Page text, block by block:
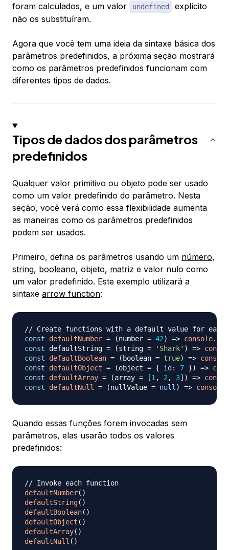
foram calculados, e um valor
undefined
explícito
não os substituíram.
Agora que você tem uma ideia da sintaxe básica dos
parâmetros predefinidos, a próxima seção mostrará
como os parâmetros predefinidos funcionam com
diferentes tipos de dados.
Tipos de dados dos parâmetros
predefinidos
Qualquer valor primitivo ou objeto pode ser usado
como um valor predefinido do parâmetro. Nesta
seção, você verá como essa flexibilidade aumenta
as maneiras como os parâmetros predefinidos
podem ser usados.
Primeiro, defina os parâmetros usando um número,
string, booleano, objeto, matriz e valor nulo como
um valor predefinido. Este exemplo utilizará a
sintaxe arrow function:
// Create functions with a default value for each
const
defaultNumber = (number = 42) => console.
const defaultString = (string = 'Shark' ) =>
const
defaultBoolean = ( boolean = true) => console
const
defaultObject = (object = { id : 7 }) =>
const
defaultArray = (array = [1, 2, 3] ) =>
const
defaultNull = (nullValue = null) => console
Quando essas funções forem invocadas sem
parâmetros, elas usarão todos os valores
predefinidos:
// Invoke each function
defaultNumber( )
defaultString( )
defaultBoolean( )
defaultObject ( )
defaultArray( )
defaultNull ( )